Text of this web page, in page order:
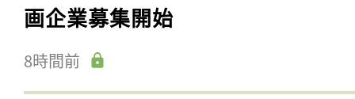
画企業募集開始
8時間前